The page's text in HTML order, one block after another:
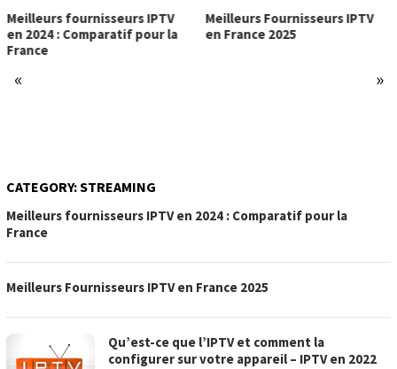
« »
Meilleurs Fournisseurs IPTV
en France 2025
CATEGORY:STREAMING
Meilleurs fournisseurs IPTV en 2024 : Comparatif pour la
France
Meilleurs Fournisseurs IPTV en France 2025
Qu’est-ce que l’IPTV et comment la
configurer sur votre appareil – IPTV en 2022